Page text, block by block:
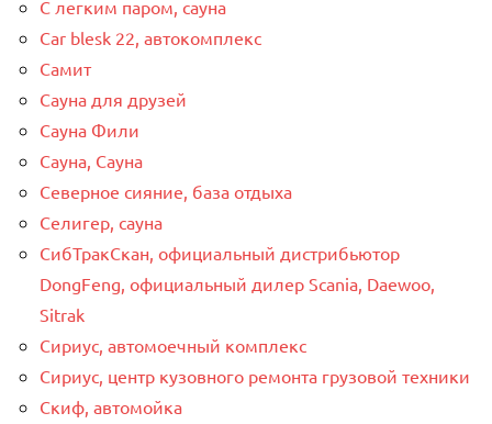
С легким паром, сауна
Сar blesk 22, автокомплекс
Самит
Сауна для друзей
Сауна Фили
Сауна, Сауна
Северное сияние, база отдыха
Селигер, сауна
СибТракСкан, официальный дистрибьютор
DongFeng, официальный дилер Scania, Daewoo,
Sitrak
Сириус, автомоечный комплекс
Сириус, центр кузовного ремонта грузовой техники
Скиф, автомойка